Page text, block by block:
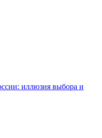
иллюзия выбора и